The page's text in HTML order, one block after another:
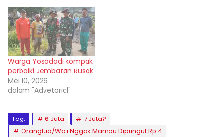
Warga Yosodadi kompak
perbaiki Jembatan Rusak
Mei 10, 2026
dalam "Advetorial"
Tag: 6 Juta
7 Juta?
Orangtua/Wali Nggak Mampu Dipungut Rp.4